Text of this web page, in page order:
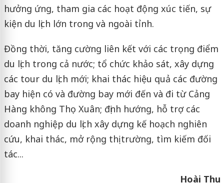
hưởng ứng, tham gia các hoạt động xúc tiến, sự
kiện du lịch lớn trong và ngoài tỉnh.
Đồng thời, tăng cường liên kết với các trọng điểm
du lịch trong cả nước; tổ chức khảo sát, xây dựng
các tour du lịch mới; khai thác hiệu quả các đường
bay hiện có và đường bay mới đến và đi từ Cảng
Hàng không Thọ Xuân; định hướng, hỗ trợ các
doanh nghiệp du lịch xây dựng kế hoạch nghiên
cứu, khai thác, mở rộng thị trường, tìm kiếm đối
tác...
Hoài Thu